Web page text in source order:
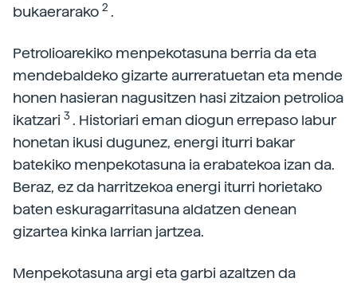
bukaerarako 2 .
Petrolioarekiko menpekotasuna berria da eta
mendebaldeko gizarte aurreratuetan eta mende
honen hasieran nagusitzen hasi zitzaion petrolioa
ikatzari 3 . Historiari eman diogun errepaso labur
honetan ikusi dugunez, energi iturri bakar
batekiko menpekotasuna ia erabatekoa izan da.
Beraz, ez da harritzekoa energi iturri horietako
baten eskuragarritasuna aldatzen denean
gizartea kinka larrian jartzea.
Menpekotasuna argi eta garbi azaltzen da